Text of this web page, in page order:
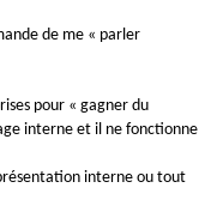
de me « parler
pour « gagner du
interne et il ne fonctionne
interne ou tout